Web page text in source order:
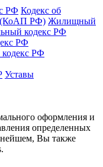
РФ Кодекс об
(КоАП РФ) Жилищный
кодекс РФ
РФ
РФ
Уставы
оформления и
определенных
Вы также